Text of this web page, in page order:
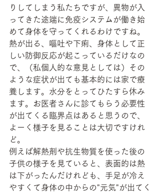
りしてしまう私たちですが、異物が入
ってきた途端に免疫システムが働き始
めて身体を守ってくれるわけですね。
熱が出る、嘔吐や下痢、身体として正
しい防御反応が起こっているだけなの
で、（私個人的な意見としては）その
ような症状が出ても基本的には家で療
養します。水分をとってひたすら休み
ます。お医者さんに診てもらう必要性
が出てくる臨界点はあると思うので、
よーく様子を見ることは大切ですけれ
ど。
例えば解熱剤や抗生物質を使った後の
子供の様子を見ていると、表面的は熱
は下がったんだけれども、手足が冷え
やすくて身体の中からの"元気"が出てく